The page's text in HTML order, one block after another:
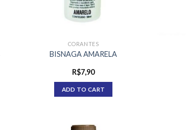
CORANTES
BISNAGA AMARELA
R$7,90
ADD TO CART